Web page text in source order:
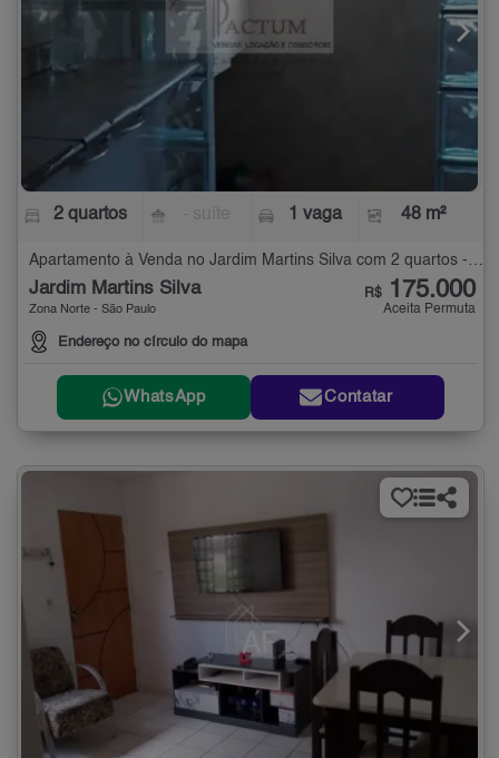
2 quartos 1 vaga 48 m²
Jardim Martins Silva
Zona Norte - São Paulo
Endereço no círculo do mapa
R$ 175.000
Aceita Permuta
WhatsApp Contatar